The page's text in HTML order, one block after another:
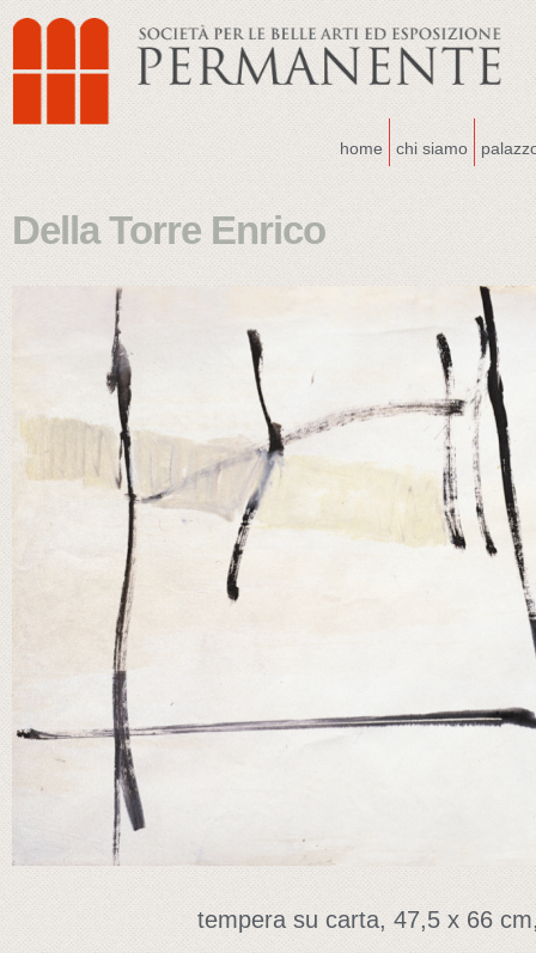
home chi siamo
Della Torre Enrico
tempera su carta, 47,5 x 66